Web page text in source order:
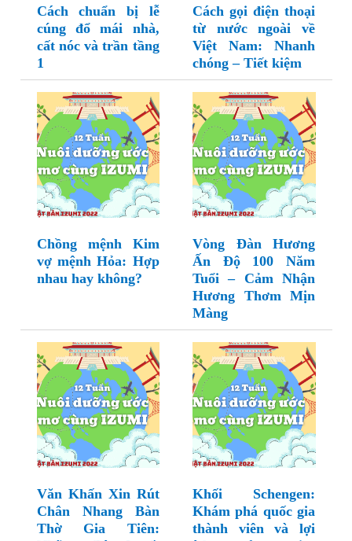
Cách chuẩn bị lễ
cúng đổ mái nhà,
cất nóc và trần tầng
1
Cách gọi điện thoại
từ nước ngoài về
Việt Nam: Nhanh
chóng – Tiết kiệm
Chồng mệnh Kim
vợ mệnh Hỏa: Hợp
nhau hay không?
Vòng Đàn Hương
Ấn Độ 100 Năm
Tuổi – Cảm Nhận
Hương Thơm Mịn
Màng
Văn Khấn Xin Rút
Chân Nhang Bàn
Thờ Gia Tiên:
Khối Schengen:
Khám phá quốc gia
thành viên và lợi